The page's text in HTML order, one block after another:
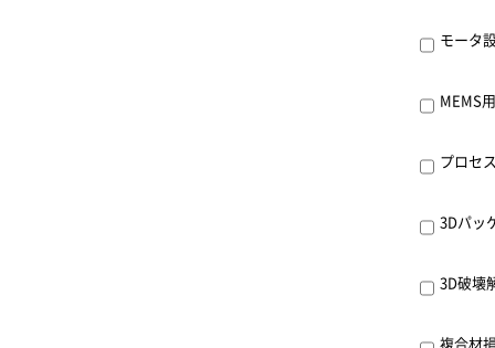
モータ
MEMS
プロセ
3Dパッ
3D破壊
複合材